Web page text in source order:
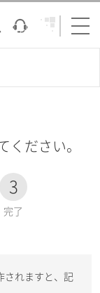
ください。
3
完了
されますと、記